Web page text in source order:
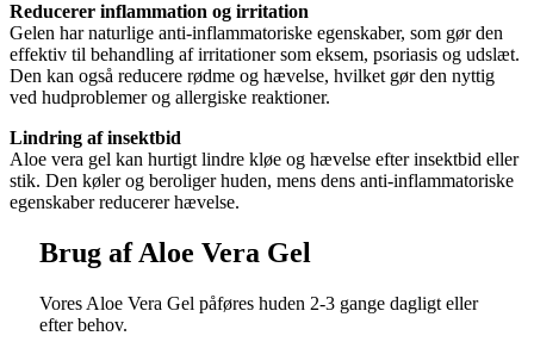
Reducerer inflammation og irritation
Gelen har naturlige anti-inflammatoriske egenskaber, som gør den
effektiv til behandling af irritationer som eksem, psoriasis og udslæt.
Den kan også reducere rødme og hævelse, hvilket gør den nyttig
ved hudproblemer og allergiske reaktioner.
Lindring af insektbid
Aloe vera gel kan hurtigt lindre kløe og hævelse efter insektbid eller
stik. Den køler og beroliger huden, mens dens anti-inflammatoriske
egenskaber reducerer hævelse.
Brug af Aloe Vera Gel
Vores Aloe Vera Gel påføres huden 2-3 gange dagligt eller
efter behov.